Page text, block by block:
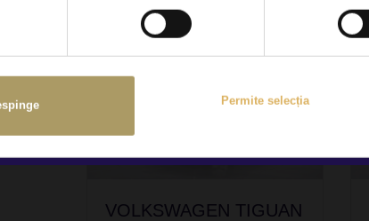
Permite selecția
VOLKSWAGEN TIGUAN